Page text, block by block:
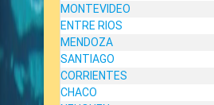
MONTEVIDEO
ENTRE RIOS
MENDOZA
SANTIAGO
CORRIENTES
CHACO